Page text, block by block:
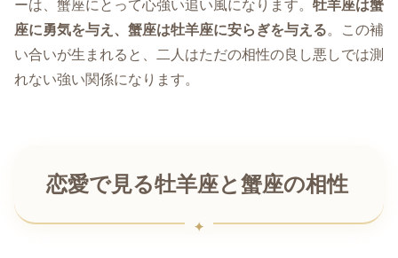
ーは、蟹座にとって心強い追い風になります。 牡羊座は蟹
座に勇気を与え、蟹座は牡羊座に安らぎを与える。この補
い合いが生まれると、二人はただの相性の良し悪しでは測
れない強い関係になります。
恋愛で見る牡羊座と蟹座の相性